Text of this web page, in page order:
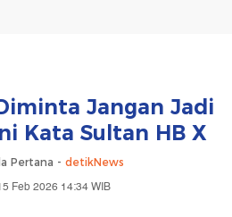
Jangan Jadi
Kata Sultan HB X
Pertana - detikNews
Feb 2026 14:34 WIB